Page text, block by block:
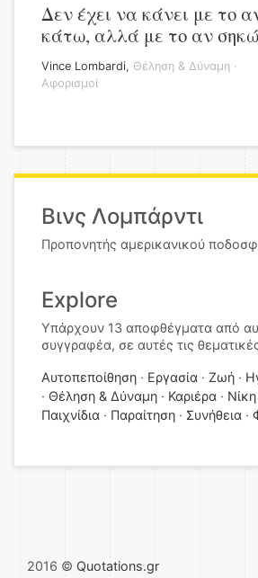
Δεν έχει να κάνει με το
κάτω, αλλά με το αν
Vince Lombardi, Θέληση & Δύναμη ·
Αφορισμοί
Βινς Λομπάρντι
Προπονητής αμερικανικού
Explore
Υπάρχουν 13 αποφθέγματα από
συγγραφέα, σε αυτές τις
Αυτοπεποίθηση Εργασία Ζωή
Θέληση & Δύναμη
Καριέρα
Παιχνίδια
Παραίτηση Συνήθεια
2016 © Quotations.gr